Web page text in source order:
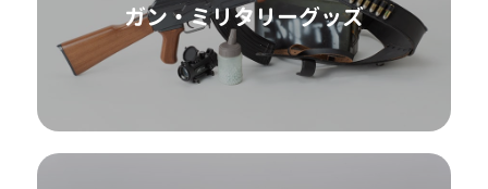
ガン・ミリタリーグッズ